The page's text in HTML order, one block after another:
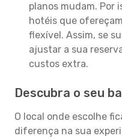
planos mudam. Por
hotéis que
flexível. Assim, se
ajustar a sua
custos extra.
Descubra o seu
O local onde escolhe
diferença na sua